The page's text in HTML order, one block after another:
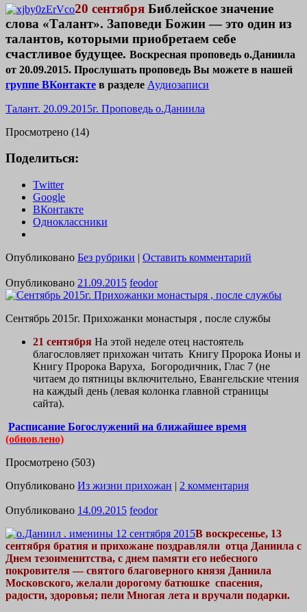
20 сентября Библейское значение
слова «Талант». Заповеди Божии — это один из
талантов, которыми приобретаем себе
счастливое будущее. Воскресная проповедь о.Даниила
от 20.09.2015. Прослушать проповедь Вы можете в нашей
группе ВКонтакте в разделе Аудиозаписи
Талант. 20.09.2015г. Проповедь о.Даниила
Просмотрено (14)
Поделиться:
Twitter
Google
ВКонтакте
Одноклассники
Опубликовано Без рубрики | Оставить комментарий
Опубликовано 21.09.2015 feodor
Сентябрь 2015г. Прихожанки монастыря , после службы
21 сентября На этой неделе отец настоятель
благословляет прихожан читать Книгу Пророка Ионы и
Книгу Пророка Варуха, Богородичник, Глас 7 (не
читаем до пятницы включительно, Евангельские чтения
на каждый день (левая колонка главной страницы
сайта).
Расписание Богослужений на ближайшее время
(обновлено)
Просмотрено (503)
Опубликовано Из жизни прихожан | 2 комментария
Опубликовано 14.09.2015 feodor
В воскресенье, 13
сентября братия и прихожане поздравляли отца Даниила с
Днем тезоименитства, с днем памяти его небесного
покровителя — святого благоверного князя Даниила
Московского, желали дорогому батюшке спасения,
радости, здоровья; пели Многая лета и вручали подарки.